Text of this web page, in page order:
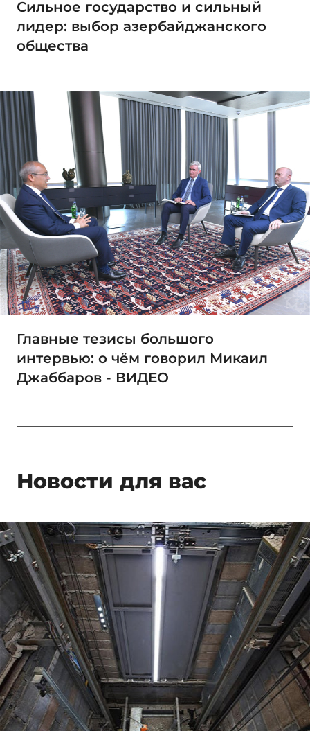
Сильное государство и сильный
лидер: выбор азербайджанского
общества
Главные тезисы большого
интервью: о чём говорил Микаил
Джаббаров - ВИДЕО
Новости для вас